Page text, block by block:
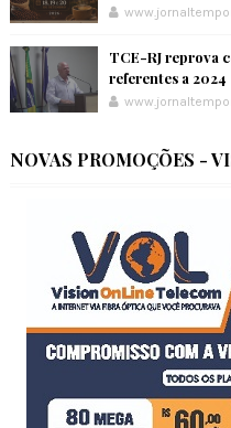
TCE-RJ reprova
referentes a 2024
NOVAS PROMOÇÕES -